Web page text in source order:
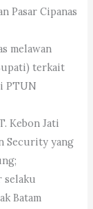
Pasar Cipanas
melawan
terkait
PTUN
Kebon Jati
Security yang
selaku
Batam